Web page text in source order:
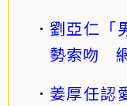
劉亞仁「
勢索吻
姜厚任認